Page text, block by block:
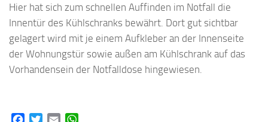
Hier hat sich zum schnellen Auffinden im Notfall die
Innentür des Kühlschranks bewährt. Dort gut sichtbar
gelagert wird mit je einem Aufkleber an der Innenseite
der Wohnungstür sowie außen am Kühlschrank auf das
Vorhandensein der Notfalldose hingewiesen.
FacebookTwitterEmail